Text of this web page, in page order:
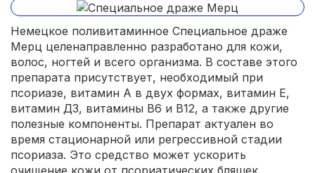
Немецкое поливитаминное Специальное драже
Мерц целенаправленно разработано для кожи,
волос, ногтей и всего организма. В составе этого
препарата присутствует, необходимый при
псориазе, витамин А в двух формах, витамин Е,
витамин Д3, витамины В6 и В12, а также другие
полезные компоненты. Препарат актуален во
время стационарной или регрессивной стадии
псориаза. Это средство может ускорить
очищение кожи от псориатических бляшек.